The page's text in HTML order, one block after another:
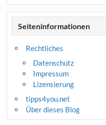
Seiteninformationen
Rechtliches
Datenschutz
Impressum
Lizensierung
tipps4you.net
Über dieses Blog